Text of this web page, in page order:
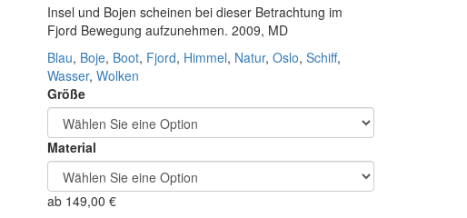
Insel und Bojen scheinen bei dieser Betrachtung im
Fjord Bewegung aufzunehmen. 2009, MD
Blau, Boje, Boot, Fjord, Himmel, Natur, Oslo, Schiff,
Wasser, Wolken
Größe
Material
ab 149,00 €